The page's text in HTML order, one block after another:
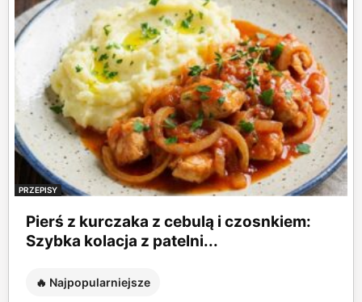
PRZEPISY
Pierś z kurczaka z cebulą i czosnkiem:
Szybka kolacja z patelni...
🔥 Najpopularniejsze